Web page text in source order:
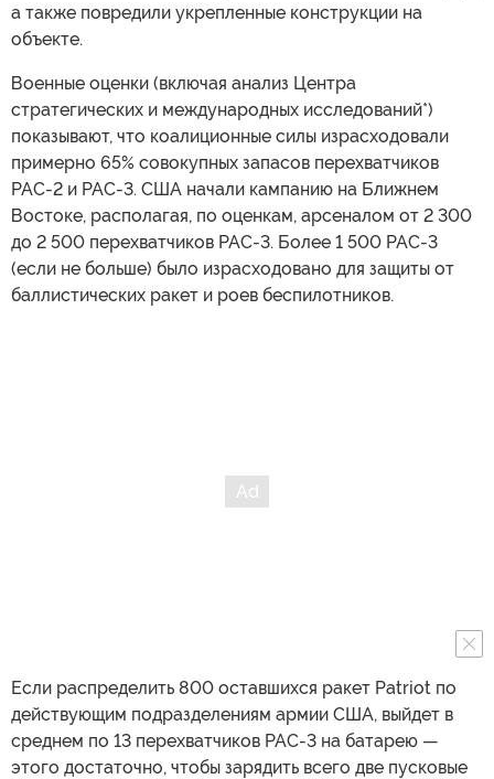
а также повредили укрепленные конструкции на
объекте.
Военные оценки (включая анализ Центра
стратегических и международных исследований*)
показывают, что коалиционные силы израсходовали
примерно 65% совокупных запасов перехватчиков
PAC-2 и PAC-3. США начали кампанию на Ближнем
Востоке, располагая, по оценкам, арсеналом от 2 300
до 2 500 перехватчиков PAC-3. Более 1 500 PAC-3
(если не больше) было израсходовано для защиты от
баллистических ракет и роев беспилотников.
Если распределить 800 оставшихся ракет Patriot по
действующим подразделениям армии США, выйдет в
среднем по 13 перехватчиков PAC-3 на батарею —
этого достаточно, чтобы зарядить всего две пусковые